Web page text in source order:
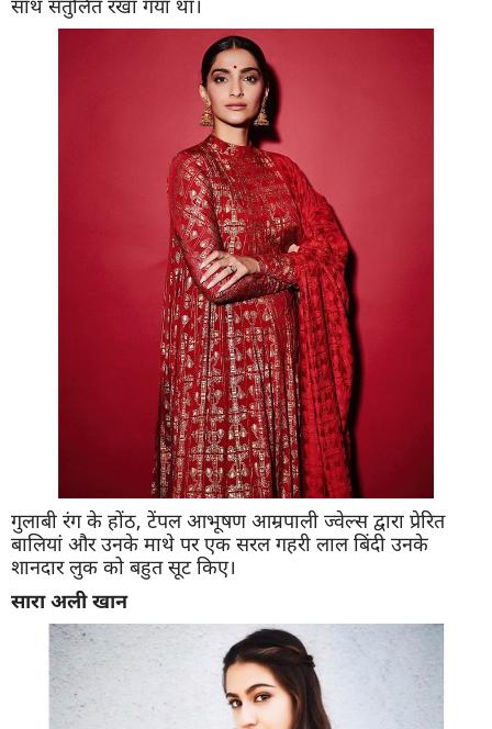
साथ संतुलित रखा गया था।
गुलाबी रंग के होंठ, टेंपल आभूषण आम्रपाली ज्वेल्स द्वारा प्रेरित
बालियां और उनके माथे पर एक सरल गहरी लाल बिंदी उनके
शानदार लुक को बहुत सूट किए।
सारा अली खान